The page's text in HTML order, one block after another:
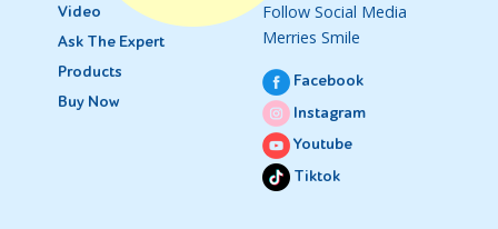
Video
Ask The Expert
Products
Buy Now
Follow Social Media
Merries Smile
Facebook
Instagram
Youtube
Tiktok